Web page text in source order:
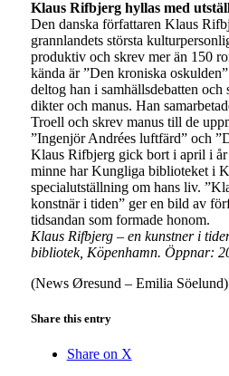
Klaus Rifbjerg hyllas med
Den danska författaren Klaus
grannlandets största
produktiv och skrev mer än 150
kända är ”Den kroniska
deltog han i samhällsdebatten
dikter och manus. Han
Troell och skrev manus till de
”Ingenjör Andrées luftfärd” och
Klaus Rifbjerg gick bort i april i
minne har Kungliga biblioteket i
specialutställning om hans liv.
konstnär i tiden” ger en bild av
tidsandan som formade honom.
Klaus Rifbjerg – en kunstner i
bibliotek, Köpenhamn. Öppnar:
(News Øresund – Emilia Söelund)
Share this entry
Share on X